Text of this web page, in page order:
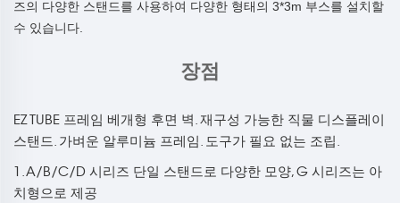
즈의 다양한 스탠드를 사용하여 다양한 형태의 3*3m 부스를 설치할
수 있습니다.
장점
EZ TUBE 프레임 베개형 후면 벽. 재구성 가능한 직물 디스플레이
스탠드. 가벼운 알루미늄 프레임. 도구가 필요 없는 조립.
1. A/B/C/D 시리즈 단일 스탠드로 다양한 모양, G 시리즈는 아
치형으로 제공